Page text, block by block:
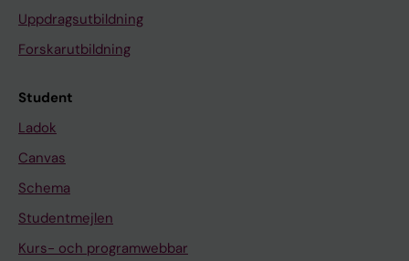
Uppdragsutbildning
Forskarutbildning
Student
Ladok
Canvas
Schema
Studentmejlen
Kurs- och programwebbar